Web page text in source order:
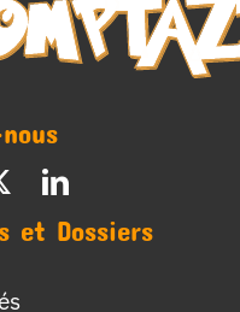
et Dossiers